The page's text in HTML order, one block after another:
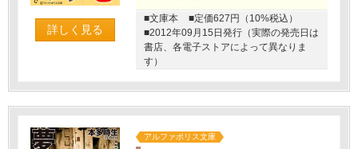
詳しく見る
■文庫本
■定価627円（10%税込）
■2012年09月15日発行（実際の発売日は
書店、各電子ストアによって異なりま
す）
アルファポリス文庫